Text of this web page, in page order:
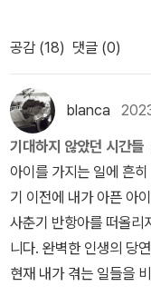
9)무릎을 다치면 걸을
버려두지는 않을 것이다
운동을 쉬다가 며칠 지
안타깝게도 정신건강 문
원을 찾지 않는다. 아무
리라고 생각하지 않는다.
하려고 스스로 벗어날
안장애를 어느 정도 다
자, 뇌건강 문제는 심장
제라는 사실이 갑자기
와 다를 바 없이 치료할
려고 법석을 떠는 편이
런은 차분히 앉아서 하는
이 흐르면서 딜런은 스
간다는 확신을 주려 했
러지 말았어야 했는지도
정말 도움이 필요할 때
” '나도 내 말을 들어주고 공감해주고 비난하지 않는 사람들을 만
나고 싶은 생각이 간절
릭이 한 짓에 대해 말한
다. 불안 정도도 매우 높
을 이해할 수 있는 유일
기 전에 그러듯이. '처음
요? 거의 차 있잖아요.'
다. '절 믿어도 된다고 말
직 약간 충격 받은 상태
붙였다. 너를 믿어.' 그럭
번도 입에 안 대고 고등
게다가 나한테 먼저 말해
있었던 어마와 아들 사
보았다. 돌아보면 나에
잔인한 장난이 아니었나
살을 계획하고 있으면
다.‘는 자기 방어적 태
로 책을 썼어야 했다. 나
라고 지레짐작하는 사람
이 죽은 피해자의 부모
들의 마음을 읽었어야 한
쩡한 집안 출신일 수 있
이 될 수도 있었다. 헌데
은 부모라고 생각을 하
르는 사람처럼 느껴졌다
마였다면, 이 사람을 이
엄마였다할지라도.... 나는 이 책을 분쇄해서 저자한테 보냈을 것.. 이
러운 둘째 아들이었다.
리, 수 클리볼드는 '처음
다. 또 '평생 장애인을
해왔'던 도덕적인 시민이
었고, 아이들을 방치하는
물적인 중산층도 아니었
부모였고, 인간에 대해
이 학교로 무기를 가져
이후로 수는 여러 겹의
음을 애도해야 했고,아
의 기록과 총격 사건이
된 사실들 그리고 수 클
아왔는가에 대한 17년
리볼드가 이 책을 쓰게
위를 추적해 나가면서
끼고 배운 것들을 통해
통을 미리 알고 어떤 상
조차도 알지 못했던 아
었고, 우울증은 심한 자
해충동과 맞물리면서 사
에 느꼈던 혼란과 죄책
니었다. 괴롭힘을 받았
지만 부모에게 내색은
생이었다. 자신이 괴롭
그런 상태에서 진짜 악마
은 가학적이고 폭력적인
극했다. 아들이 저지를
엄마의 사랑은 멈출 수
고 수줍음이 많은 사랑
하고 싶어 책에 소개된
자살은 내게 미스터리
단지 정도의 차이인 걸
공감 (18) 댓글 (0)
blanca
기대하지 않았던 시간들
아이를 가지는 일에 흔
기 이전에 내가 아픈 아
사춘기 반항아를 떠올리
니다. 완벽한 인생의 당
현재 내가 겪는 일들을